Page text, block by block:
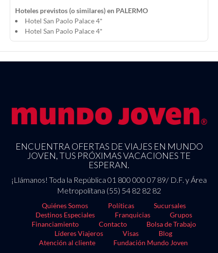
Hoteles previstos (o similares) en PALERMO
Hotel San Paolo Palace 4*
Hotel San Paolo Palace 4*
ENCUENTRA OFERTAS DE VIAJES EN MUNDO
JOVEN, TUS PRÓXIMAS VACACIONES TE
ESPERAN.
¡Llámanos! Toda la República 01 800 000 07 89/ D.F. y Área
Metropolitana (55) 54 82 82 82
Quiénes Somos Políticas
Sucursales
Destinos Especiales
Franquicias
Grupos
Financiamiento
Contacto
Bolsa de Trabajo
Líderes Viajeros
Visas
Blog
Atención al cliente
Fundación Mundo Joven